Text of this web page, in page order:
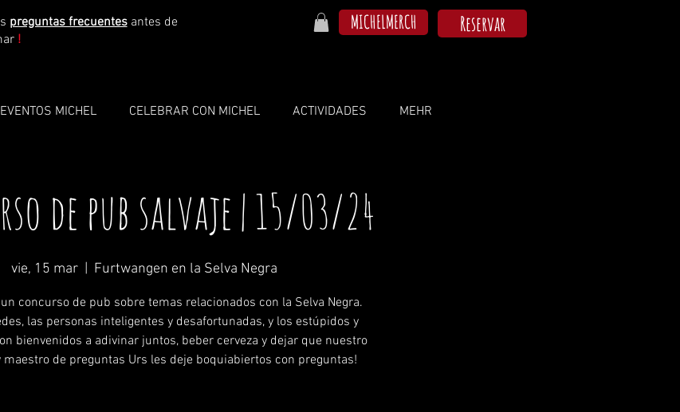
preguntas frecuentesantes de
!
MICHELMERCH Reservar
EVENTOS MICHEL CELEBRAR CON MICHEL ACTIVIDADES MEHR
de pub salvaje | 15/03/24
vie, 15 mar Furtwangen en la Selva Negra
concurso de pub sobre temas relacionados con la Selva Negra.
las personas inteligentes y desafortunadas, y los estúpidos y
bienvenidos a adivinar juntos, beber cerveza y dejar que nuestro
maestro de preguntas Urs les deje boquiabiertos con preguntas!